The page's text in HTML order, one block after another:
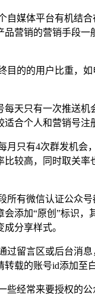
自媒体平台有机结
品营销的营销手段一
目的的用户比重，
每天只有一次推送机
合个人和营销号注
月只有4次群发机会
比较高，同时取关率
所有微信认证公众
会添加“原创”标识，
分享样式。
过留言区或后台消
载的账号id添加至
些经常来要授权的